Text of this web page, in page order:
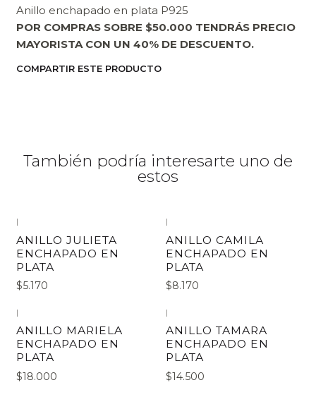
Anillo enchapado en plata P925
POR COMPRAS SOBRE $50.000 TENDRÁS PRECIO
MAYORISTA CON UN 40% DE DESCUENTO.
COMPARTIR ESTE PRODUCTO
También podría interesarte uno de
estos
|
ANILLO JULIETA
ENCHAPADO EN
PLATA
$5.170
|
ANILLO CAMILA
ENCHAPADO EN
PLATA
$8.170
|
ANILLO MARIELA
ENCHAPADO EN
PLATA
$18.000
|
ANILLO TAMARA
ENCHAPADO EN
PLATA
$14.500